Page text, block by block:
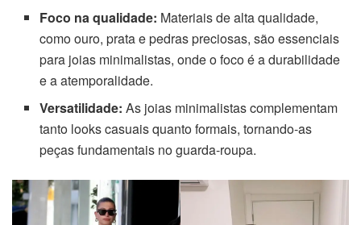
Foco na qualidade: Materiais de alta qualidade,
como ouro, prata e pedras preciosas, são essenciais
para joias minimalistas, onde o foco é a durabilidade
e a atemporalidade.
Versatilidade: As joias minimalistas complementam
tanto looks casuais quanto formais, tornando-as
peças fundamentais no guarda-roupa.